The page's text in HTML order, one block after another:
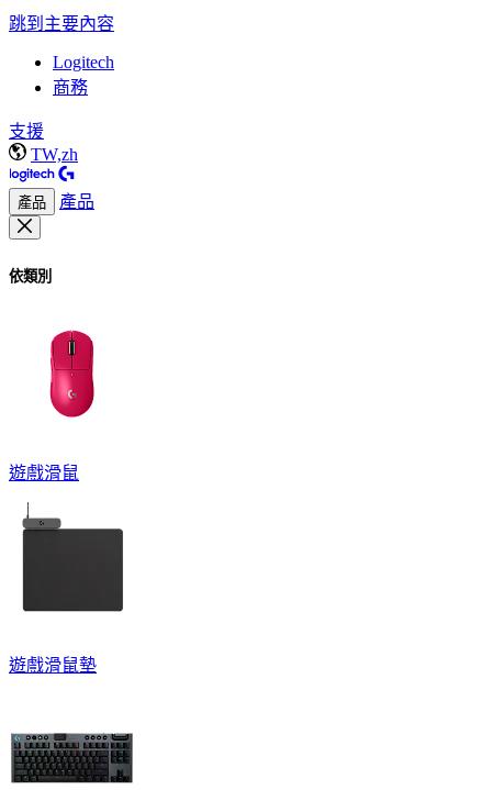
跳到主要內容
Logitech
商務
支援
TW,zh
產品 產品
依類別
遊戲滑鼠
遊戲滑鼠墊